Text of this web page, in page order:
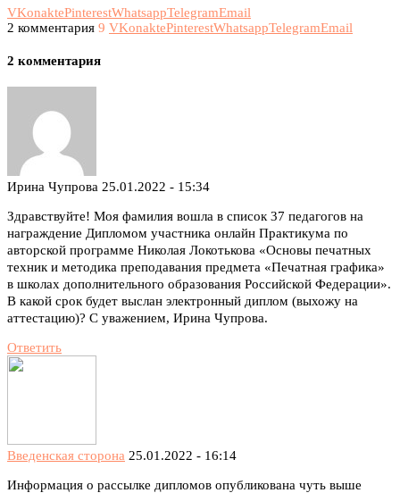
VKonaktePinterestWhatsappTelegramEmail
2 комментария 9 VKonaktePinterestWhatsappTelegramEmail
2 комментария
Ирина Чупрова 25.01.2022 - 15:34
Здравствуйте! Моя фамилия вошла в список 37 педагогов на
награждение Дипломом участника онлайн Практикума по
авторской программе Николая Локотькова «Основы печатных
техник и методика преподавания предмета «Печатная графика»
в школах дополнительного образования Российской Федерации».
В какой срок будет выслан электронный диплом (выхожу на
аттестацию)? С уважением, Ирина Чупрова.
Ответить
Введенская сторона 25.01.2022 - 16:14
Информация о рассылке дипломов опубликована чуть выше